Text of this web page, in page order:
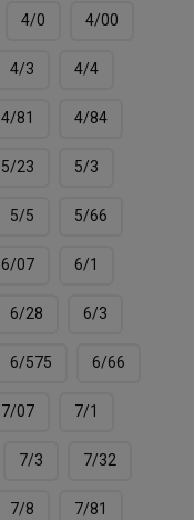
4/0 4/00
4/3 4/4
4/81 4/84
5/23 5/3
5/5 5/66
6/07 6/1
6/28 6/3
6/575 6/66
7/07 7/1
7/3 7/32
7/8 7/81